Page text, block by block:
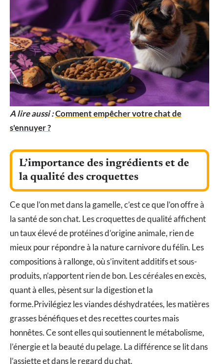
A lire aussi :Comment empêcher votre chat de
s'ennuyer ?
L’importance des ingrédients et de
la qualité des croquettes
Ce que l’on met dans la gamelle, c’est ce que l’on offre à
la santé de son chat. Les croquettes de qualité affichent
un taux élevé de protéines d’origine animale, rien de
mieux pour répondre à la nature carnivore du félin. Les
compositions à rallonge, où s’invitent additifs et sous-
produits, n’apportent rien de bon. Les céréales en excès,
quant à elles, pèsent sur la digestion et la
forme.Privilégiez les viandes déshydratées, les matières
grasses bénéfiques et des recettes courtes mais
honnêtes. Ce sont elles qui soutiennent le métabolisme,
l’énergie et la beauté du pelage. La différence se lit dans
l’assiette et dans le regard du chat.